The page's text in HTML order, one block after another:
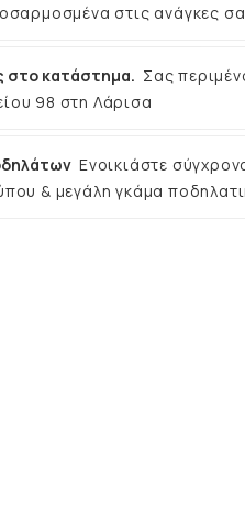
στις ανάγκες
στο κατάστημα. Σας
98 στη Λάρισα
Ενοικιάστε
& μεγάλη γκάμα